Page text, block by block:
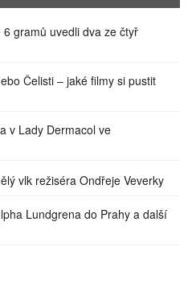
gramů uvedli dva ze čtyř
Čelisti – jaké filmy si pustit
v Lady Dermacol ve
vlk režiséra Ondřeje Veverky
Lundgrena do Prahy a další